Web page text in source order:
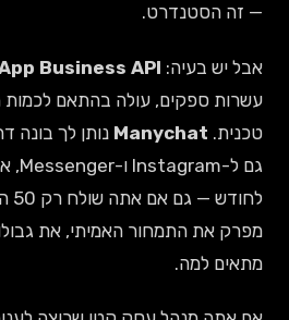
— זה הסטנדרט.
אבל יש בעיה:Business API
עשרות ספקים, עולה בהתאם לכמות
טכנית.Manychatנותן לך בונה
מפרק את התמחור האמיתי, את
מתאים למה.